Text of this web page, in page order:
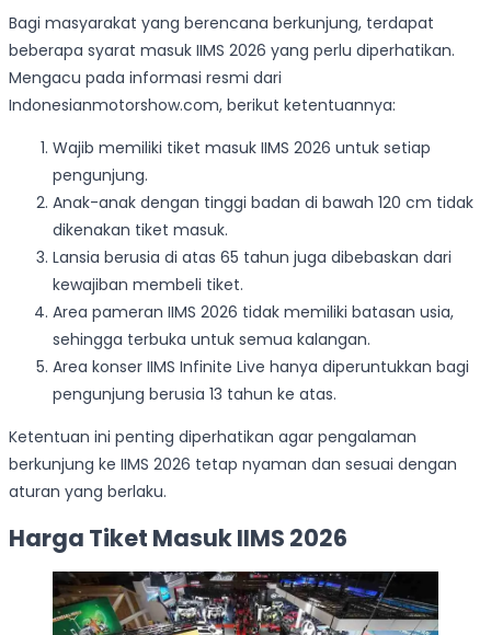
Bagi masyarakat yang berencana berkunjung, terdapat
beberapa syarat masuk IIMS 2026 yang perlu diperhatikan.
Mengacu pada informasi resmi dari
Indonesianmotorshow.com, berikut ketentuannya:
Wajib memiliki tiket masuk IIMS 2026 untuk setiap
pengunjung.
Anak-anak dengan tinggi badan di bawah 120 cm tidak
dikenakan tiket masuk.
Lansia berusia di atas 65 tahun juga dibebaskan dari
kewajiban membeli tiket.
Area pameran IIMS 2026 tidak memiliki batasan usia,
sehingga terbuka untuk semua kalangan.
Area konser IIMS Infinite Live hanya diperuntukkan bagi
pengunjung berusia 13 tahun ke atas.
Ketentuan ini penting diperhatikan agar pengalaman
berkunjung ke IIMS 2026 tetap nyaman dan sesuai dengan
aturan yang berlaku.
Harga Tiket Masuk IIMS 2026